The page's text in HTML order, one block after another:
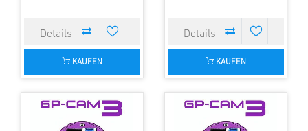
KAUFEN KAUFEN